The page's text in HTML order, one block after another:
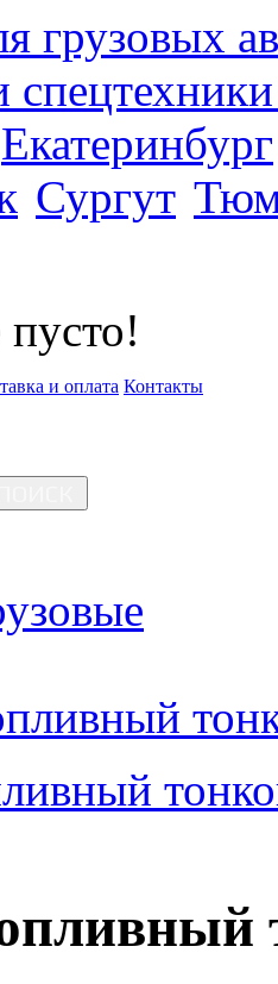
Екатеринбург
Сургут
и оплата Контакты